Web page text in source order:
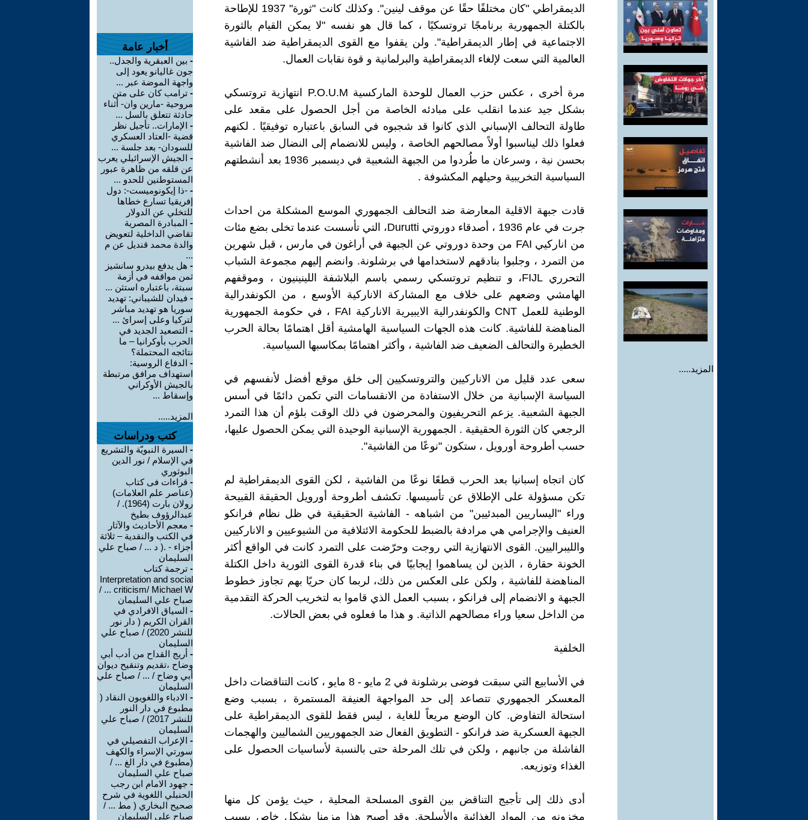
المزيد.....
الديمقراطي "كان مختلفًا حقًا عن موقف لينين". وكذلك كانت "ثورة" 1937 للإطاحة
بالكتلة الجمهورية برنامجًا تروتسكيًا ، كما قال هو نفسه "لا يمكن القيام بالثورة
الاجتماعية في إطار الديمقراطية". ولن يقفوا مع القوى الديمقراطية ضد الفاشية
العالمية التي سعت لإلغاء الديمقراطية والبرلمانية و قوة نقابات العمال.
مرة أخرى ، عكس حزب العمال للوحدة الماركسية P.O.U.M انتهازية تروتسكي
بشكل جيد عندما انقلب على مبادئه الخاصة من أجل الحصول على مقعد على
طاولة التحالف الإسباني الذي كانوا قد شجبوه في السابق باعتباره توفيقيًا . لكنهم
فعلوا ذلك ليناسبوا أولاً مصالحهم الخاصة ، وليس للانضمام إلى النضال ضد الفاشية
بحسن نية ، وسرعان ما طُردوا من الجبهة الشعبية في ديسمبر 1936 بعد أنشطتهم
السياسية التخريبية وحيلهم المكشوفة .
قادت جبهة الاقلية المعارضة ضد التحالف الجمهوري الموسع المشكلة من احداث
جرت في عام 1936 ، أصدقاء دوروتي Durutti، التي تأسست عندما تخلى بضع مئات
من اناركيي FAI من وحدة دوروتي عن الجبهة في أراغون في مارس ، قبل شهرين
من التمرد ، وجلبوا بنادقهم لاستخدامها في برشلونة. وانضم إليهم مجموعة الشباب
التحرري FIJL، و تنظيم تروتسكي رسمي باسم البلاشفة اللينينيون ، وموقفهم
الهامشي وضعهم على خلاف مع المشاركة الاناركية الأوسع ، من الكونفدرالية
الوطنية للعمل CNT والكونفدرالية الايبيرية الاناركية FAI ، في حكومة الجمهورية
المناهضة للفاشية. كانت هذه الجهات السياسية الهامشية أقل اهتمامًا بحالة الحرب
الخطيرة والتحالف الضعيف ضد الفاشية ، وأكثر اهتمامًا بمكاسبها السياسية.
سعى عدد قليل من الاناركيين والتروتسكيين إلى خلق موقع أفضل لأنفسهم في
السياسة الإسبانية من خلال الاستفادة من الانقسامات التي تكمن دائمًا في أسس
الجبهة الشعبية. يزعم التحريفيون والمحرضون في ذلك الوقت بلؤم أن هذا التمرد
الرجعي كان الثورة الحقيقية . الجمهورية الإسبانية الوحيدة التي يمكن الحصول عليها،
حسب أطروحة أورويل ، ستكون "نوعًا من الفاشية".
كان اتجاه إسبانيا بعد الحرب قطعًا نوعًا من الفاشية ، لكن القوى الديمقراطية لم
تكن مسؤولة على الإطلاق عن تأسيسها. تكشف أطروحة أورويل الحقيقة القبيحة
وراء "اليساريين المبدئيين" من اشباهه - الفاشية الحقيقية في ظل نظام فرانكو
العنيف والإجرامي هي مرادفة بالضبط للحكومة الائتلافية من الشيوعيين و الاناركيين
والليبراليين. القوى الانتهازية التي روجت وحرّضت على التمرد كانت في الواقع أكثر
الخونة حقارة ، الذين لن يساهموا إيجابيًا في بناء قدرة القوى الثورية داخل الكتلة
المناهضة للفاشية ، ولكن على العكس من ذلك، لربما كان حريًا بهم تجاوز خطوط
الجبهة و الانضمام إلى فرانكو ، بسبب العمل الذي قاموا به لتخريب الحركة التقدمية
من الداخل سعيا وراء مصالحهم الذاتية. و هذا ما فعلوه في بعض الحالات.
الخلفية
في الأسابيع التي سبقت فوضى برشلونة في 2 مايو - 8 مايو ، كانت التناقضات داخل
المعسكر الجمهوري تتصاعد إلى حد المواجهة العنيفة المستمرة ، بسبب وضع
استحالة التفاوض. كان الوضع مريعاً للغاية ، ليس فقط للقوى الديمقراطية على
الجبهة العسكرية ضد فرانكو - التطويق الفعال ضد الجمهوريين الشماليين والهجمات
الفاشلة من جانبهم ، ولكن في تلك المرحلة حتى بالنسبة لأساسيات الحصول على
الغذاء وتوزيعه.
أدى ذلك إلى تأجيج التناقض بين القوى المسلحة المحلية ، حيث يؤمن كل منها
مخزونه من المواد الغذائية والأسلحة. وقد أصبح هذا مزمنا بشكل خاص بسبب
أخبار عامة
- بين العبقرية والجدل..
جون غاليانو يعود إلى
واجهة الموضة عبر ...
- ترامب كان على متن
مروحية -مارين وان- أثناء
حادثة تتعلق بالسل ...
- الإمارات.. تأجيل نظر
قضية -العتاد العسكري
للسودان- بعد جلسة ...
- الجيش الإسرائيلي يعرب
عن قلقه من ظاهرة عبور
المستوطنين للحدو ...
- -ذا إيكونوميست-: دول
إفريقيا تسارع خطاها
للتخلي عن الدولار
- المبادرة المصرية
تقاضي الداخلية لتعويض
والدة محمد قنديل عن م
...
- هل يدفع بيدرو سانشيز
ثمن مواقفه في أزمة
سبتة، باعتباره استثن ...
- فيدان للشيباني: تهديد
سوريا هو تهديد مباشر
لتركيا وعلى إسرائ ...
- التصعيد الجديد في
الحرب بأوكرانيا – ما
نتائجه المحتملة؟
- الدفاع الروسية:
استهداف مرافق مرتبطة
بالجيش الأوكراني
وإسقاط ...
المزيد.....
كتب ودراسات
- السيرة النبويّة والتشريع
في الإسلام / نور الدين
البوثوري
- قراءات فى كتاب
(عناصر علم العلامات)
رولان بارت (1964). /
عبدالرؤوف بطيخ
- معجم الأحاديث والآثار
في الكتب والنقدية – ثلاثة
أجزاء - .( د ... / صباح علي
السليمان
- ترجمة كتاب
Interpretation and social
criticism/ Michael W ... /
صباح علي السليمان
- السياق الافرادي في
القران الكريم ( دار نور
للنشر 2020) / صباح علي
السليمان
- أريج القداح من أدب أبي
وضاح ،تقديم وتنقيح ديوان
أبي وضاح / ... / صباح علي
السليمان
- الادباء واللغويون النقاد (
مطبوع في دار النور
للنشر 2017) / صباح علي
السليمان
- الإعراب التفصيلي في
سورتي الإسراء والكهف
(مطبوع في دار الغ ... /
صباح علي السليمان
- جهود الامام ابن رجب
الحنبلي اللغوية في شرح
صحيح البخاري ( مط ... /
صباح علي السليمان